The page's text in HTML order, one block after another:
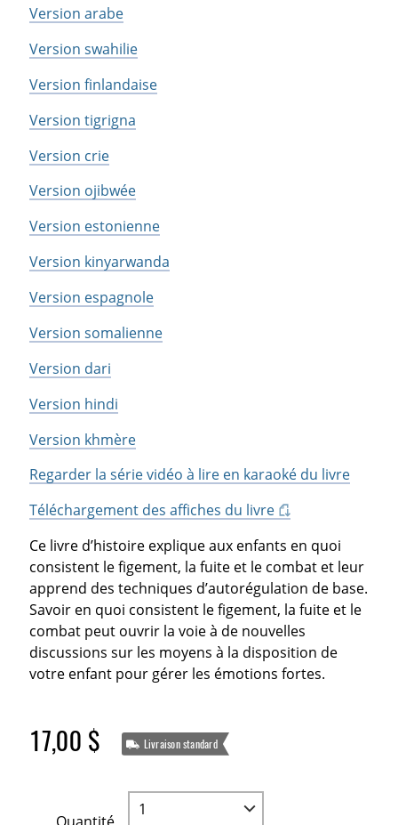
Version arabe
Version swahilie
Version finlandaise
Version tigrigna
Version crie
Version ojibwée
Version estonienne
Version kinyarwanda
Version espagnole
Version somalienne
Version dari
Version hindi
Version khmère
Regarder la série vidéo à lire en karaoké du livre
Téléchargement des affiches du livre
Ce livre d’histoire explique aux enfants en quoi
consistent le figement, la fuite et le combat et leur
apprend des techniques d’autorégulation de base.
Savoir en quoi consistent le figement, la fuite et le
combat peut ouvrir la voie à de nouvelles
discussions sur les moyens à la disposition de
votre enfant pour gérer les émotions fortes.
17,00 $ Livraison standard